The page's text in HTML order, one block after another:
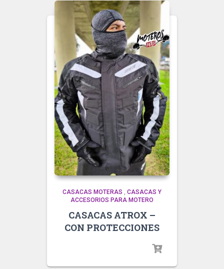
CASACAS MOTERAS , CASACAS Y
ACCESORIOS PARA MOTERO
CASACAS ATROX –
CON PROTECCIONES